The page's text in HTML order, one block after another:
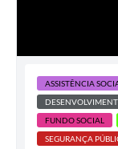
ASSISTÊNCIA
FUNDO SOCIAL
SEGURANÇA